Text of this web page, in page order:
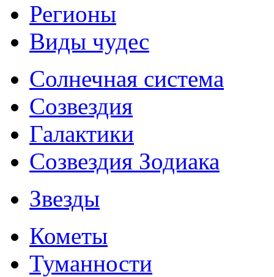
Регионы
Виды чудес
Солнечная система
Созвездия
Галактики
Созвездия Зодиака
Звезды
Кометы
Туманности